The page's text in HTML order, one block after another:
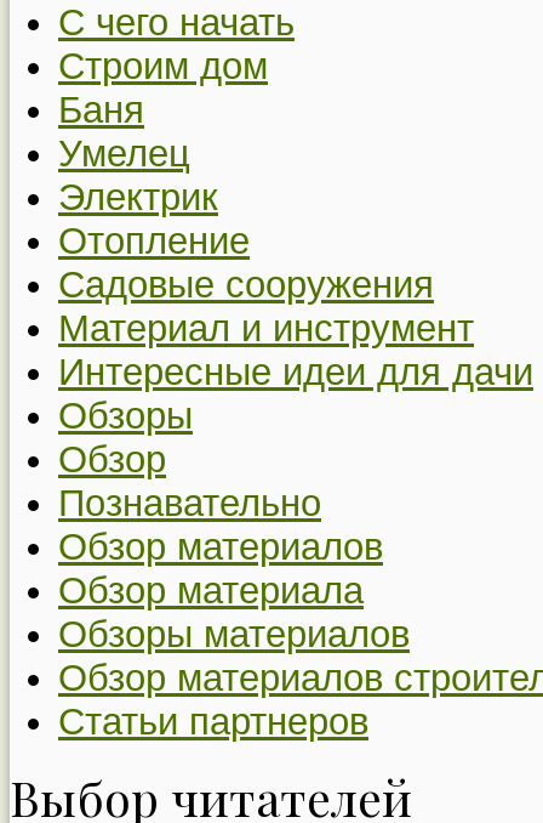
С чего начать
Строим дом
Баня
Умелец
Электрик
Отопление
Садовые сооружения
Материал и инструмент
Интересные идеи для дачи
Обзоры
Обзор
Познавательно
Обзор материалов
Обзор материала
Обзоры материалов
Обзор материалов
Статьи партнеров
Выбор читателей